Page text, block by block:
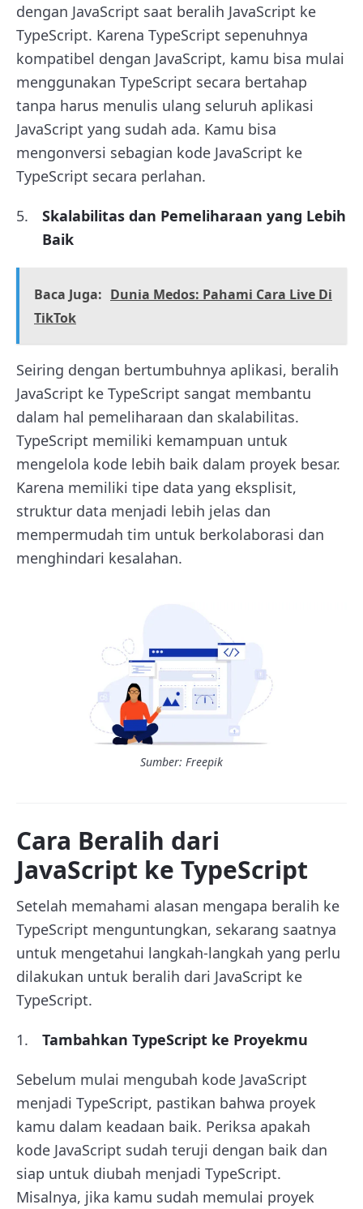
dengan JavaScript saat beralih JavaScript ke
TypeScript. Karena TypeScript sepenuhnya
kompatibel dengan JavaScript, kamu bisa mulai
menggunakan TypeScript secara bertahap
tanpa harus menulis ulang seluruh aplikasi
JavaScript yang sudah ada. Kamu bisa
mengonversi sebagian kode JavaScript ke
TypeScript secara perlahan.
Skalabilitas dan Pemeliharaan yang Lebih
Baik
Baca Juga: Dunia Medos: Pahami Cara Live Di
TikTok
Seiring dengan bertumbuhnya aplikasi, beralih
JavaScript ke TypeScript sangat membantu
dalam hal pemeliharaan dan skalabilitas.
TypeScript memiliki kemampuan untuk
mengelola kode lebih baik dalam proyek besar.
Karena memiliki tipe data yang eksplisit,
struktur data menjadi lebih jelas dan
mempermudah tim untuk berkolaborasi dan
menghindari kesalahan.
Sumber: Freepik
Cara Beralih dari
JavaScript ke TypeScript
Setelah memahami alasan mengapa beralih ke
TypeScript menguntungkan, sekarang saatnya
untuk mengetahui langkah-langkah yang perlu
dilakukan untuk beralih dari JavaScript ke
TypeScript.
Tambahkan TypeScript ke Proyekmu
Sebelum mulai mengubah kode JavaScript
menjadi TypeScript, pastikan bahwa proyek
kamu dalam keadaan baik. Periksa apakah
kode JavaScript sudah teruji dengan baik dan
siap untuk diubah menjadi TypeScript.
Misalnya, jika kamu sudah memulai proyek